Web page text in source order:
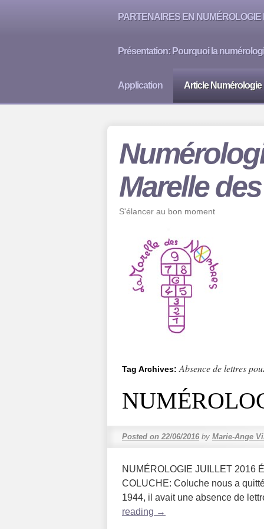
PARTENAIRES EN
Présentation: Pourquoi la
Application Article Numérologie
Marelle
S'élancer au bon moment
Tag Archives: Absence de lettres
Posted on 22/06/2016 by Marie-Ange
NUMÉROLOGIE JUILLET 2016
COLUCHE: Coluche nous a
1944, il avait une absence de
reading →